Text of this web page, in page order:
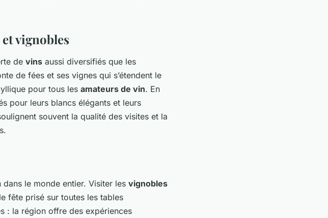
vignobles
de vins aussi diversifiés que les
de fées et ses vignes qui s’étendent le
pour tous les amateurs de vin. En
pour leurs blancs élégants et leurs
souvent la qualité des visites et la
le monde entier. Visiter les vignobles
fête prisé sur toutes les tables
: la région offre des expériences